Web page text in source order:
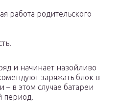
работа родительского
и начинает назойливо
заряжать блок в
в этом случае батареи
период.